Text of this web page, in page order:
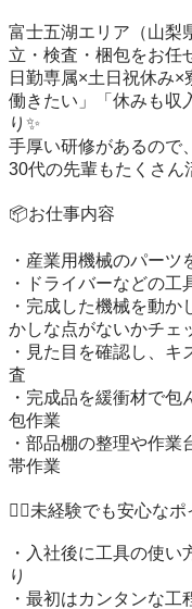
富士五湖エリア（山梨
立・検査・梱包をお任
日勤専属×土日祝休み
働きたい」「休みも収
り✨
手厚い研修があるので
30代の先輩もたくさん
📦お仕事内容
・産業用機械のパー
・ドライバーなどの
・完成した機械を動
かしな点がないかチェ
・見た目を確認し、
査
・完成品を緩衝材で
包作業
・部品棚の整理や作
帯作業
🙆‍♂️未経験でも安心なポ
・入社後に工具の使
り
・最初はカンタンな